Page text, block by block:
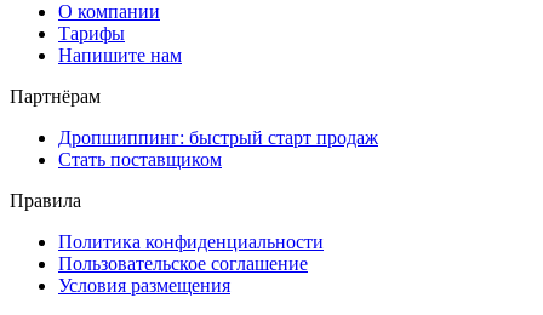
О компании
Тарифы
Напишите нам
Партнёрам
Дропшиппинг: быстрый старт продаж
Стать поставщиком
Правила
Политика конфиденциальности
Пользовательское соглашение
Условия размещения